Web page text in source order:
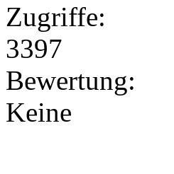
Zugriffe:
3397
Bewertung:
Keine